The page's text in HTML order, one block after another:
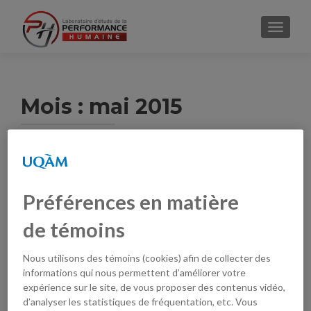
Mois : mai 2015
Conférence : Le sport comme outil
de développement psychosocial
Préférences en matière
de témoins
Nous utilisons des témoins (cookies) afin de collecter des
informations qui nous permettent d’améliorer votre
expérience sur le site, de vous proposer des contenus vidéo,
d’analyser les statistiques de fréquentation, etc. Vous